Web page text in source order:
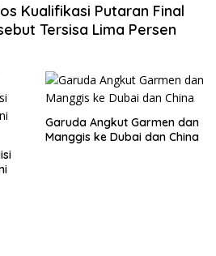
Kualifikasi Putaran Final
Tersisa Lima Persen
Garuda Angkut Garmen dan
Manggis ke Dubai dan China